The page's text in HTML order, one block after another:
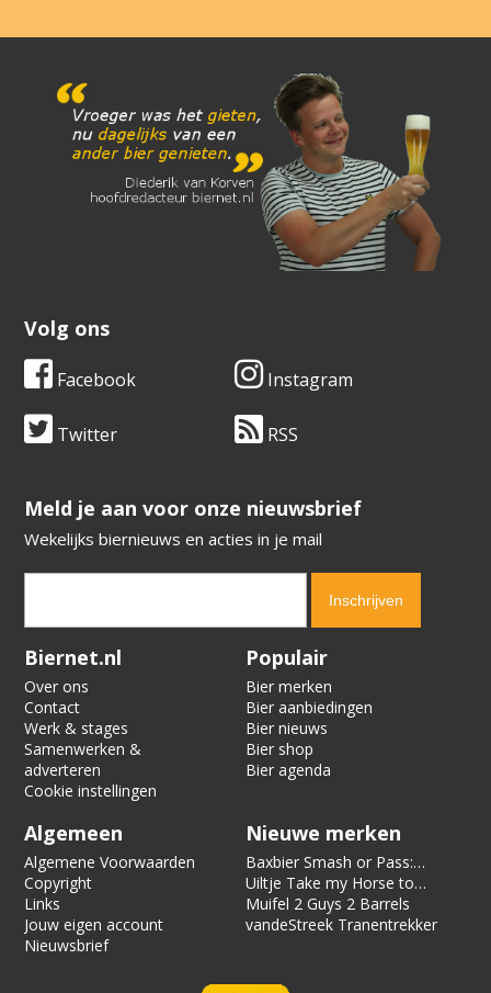
Volg ons
Facebook Instagram
Twitter RSS
​​​​​​​Meld je aan voor onze nieuwsbrief
Wekelijks biernieuws en acties in je mail
Verification code:
Biernet.nl
Over ons
Contact
Werk & stages
Samenwerken &
adverteren
Cookie instellingen
Populair
Bier merken
Bier aanbiedingen
Bier nieuws
Bier shop
Bier agenda
Algemeen
Algemene Voorwaarden
Copyright
Links
Jouw eigen account
Nieuwsbrief
Nieuwe merken
Baxbier Smash or Pass:
Strata
Uiltje Take my Horse to
the Hotel Room
Muifel 2 Guys 2 Barrels
vandeStreek Tranentrekker